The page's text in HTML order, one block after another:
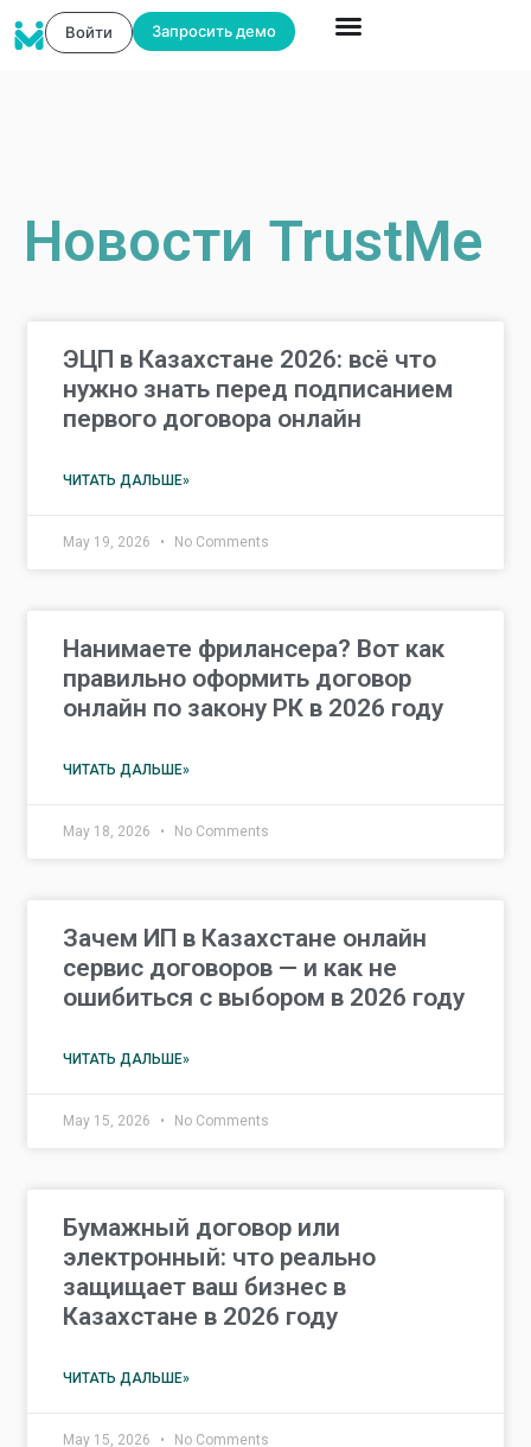
Войти Запросить демо
Новости TrustMe
ЭЦП в Казахстане 2026: всё что
нужно знать перед подписанием
первого договора онлайн
ЧИТАТЬ ДАЛЬШЕ»
May 19, 2026 No Comments
Нанимаете фрилансера? Вот как
правильно оформить договор
онлайн по закону РК в 2026 году
ЧИТАТЬ ДАЛЬШЕ»
May 18, 2026 No Comments
Зачем ИП в Казахстане онлайн
сервис договоров — и как не
ошибиться с выбором в 2026 году
ЧИТАТЬ ДАЛЬШЕ»
May 15, 2026 No Comments
Бумажный договор или
электронный: что реально
защищает ваш бизнес в
Казахстане в 2026 году
ЧИТАТЬ ДАЛЬШЕ»
May 15, 2026 No Comments